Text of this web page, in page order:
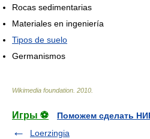
Rocas sedimentarias
Materiales en ingeniería
Tipos de suelo
Germanismos
Wikimedia foundation 2010
Игры ⚽
Поможем сделать
Loerzingia